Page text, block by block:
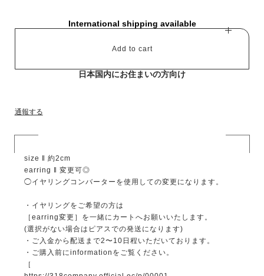
International shipping available
Add to cart
日本国内にお住まいの方向け
通報する
size ‖ 約2cm
earring ‖ 変更可◎
◯イヤリングコンバーターを使用しての変更になります。
・イヤリングをご希望の方は
［earring変更］を一緒にカートへお願いいたします。
(選択がない場合はピアスでの発送になります)
・ご入金から配送まで2〜10日程いただいております。
・ご購入前にinformationをご覧ください。
［